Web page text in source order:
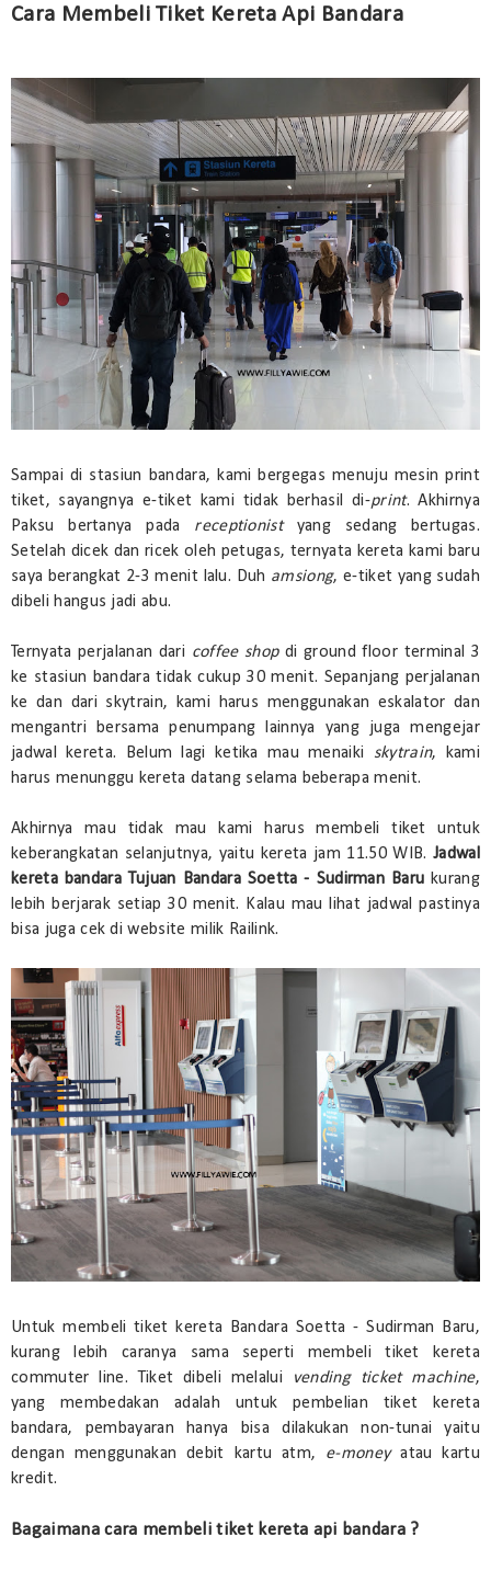
Cara Membeli Tiket Kereta Api Bandara
Sampai di stasiun bandara, kami bergegas menuju mesin print
tiket, sayangnya e-tiket kami tidak berhasil di-print. Akhirnya
Paksu bertanya pada receptionist yang sedang bertugas.
Setelah dicek dan ricek oleh petugas, ternyata kereta kami baru
saya berangkat 2-3 menit lalu. Duh amsiong, e-tiket yang sudah
dibeli hangus jadi abu.
Ternyata perjalanan dari coffee shop di ground floor terminal 3
ke stasiun bandara tidak cukup 30 menit. Sepanjang perjalanan
ke dan dari skytrain, kami harus menggunakan eskalator dan
mengantri bersama penumpang lainnya yang juga mengejar
jadwal kereta. Belum lagi ketika mau menaiki skytrain, kami
harus menunggu kereta datang selama beberapa menit.
Akhirnya mau tidak mau kami harus membeli tiket untuk
keberangkatan selanjutnya, yaitu kereta jam 11.50 WIB.Jadwal
kereta bandara Tujuan Bandara Soetta - Sudirman Baru kurang
lebih berjarak setiap 30 menit. Kalau mau lihat jadwal pastinya
bisa juga cek di website milik Railink.
Untuk membeli tiket kereta Bandara Soetta - Sudirman Baru,
kurang lebih caranya sama seperti membeli tiket kereta
commuter line. Tiket dibeli melalui
vending ticket machine,
yang membedakan adalah untuk pembelian tiket kereta
bandara, pembayaran hanya bisa dilakukan non-tunai yaitu
dengan menggunakan debit kartu atm, e-moneyatau kartu
kredit.
Bagaimana cara membeli tiket kereta api bandara ?